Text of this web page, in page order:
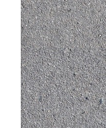
Mua hàng